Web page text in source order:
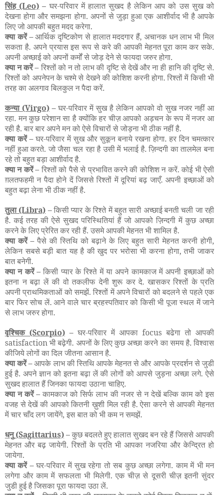
सिंह(Leo) – घर-परिवार में हालात सुखद है लेकिन आप को उस सुख को
देखना होगा और समझना होगा. अपनों से जुड़ा हुआ एक आशीर्वाद भी है आपके
लिए जो आपकी बहुत मदद करेगा.
क्या करें –आर्थिक दृष्टिकोण से हालात मददगार हैं, अचानक धन लाभ भी मिल
सकता है. अपने प्रयास इस रूप से करे की आपकी मेहनत पूरा काम कर सके.
अपनी अच्छाई को अपनों कर्मों से जोड़ देने से फायदा जरुर होगा.
क्या न करें – रिश्तों को न तो लाभ की दृष्टि से देखें और ना ही हानि की दृष्टि से.
रिश्तों को अपनेपन के चश्मे से देखने की कोशिश करनी होगा. रिश्तों में किसी भी
तरह का अलगाव बिलकुल न पैदा करें.
कन्या(Virgo) – घर-परिवार में सुख है लेकिन आपको वो सुख नजर नहीं आ
रहा. मन कुछ परेशान सा है क्योंकि हर चीज़ आपको अड़चन के रूप में नजर आ
रही है. बार बार अपने मन को ऐसे विचारों से जोड़ना भी ठीक नहीं है.
क्या करें – घर-परिवार में सुख और सुकून बनाये रखना होगा. हर दिन चमत्कार
नहीं हुआ करते. जो जैसा चल रहा है उसी में भलाई है. ज़िन्दगी का तालमेल बना
रहे तो बहुत बड़ा आशीर्वाद है.
क्या न करें – रिश्तों को पैसे से प्रभावित करने की कोशिश न करें. कोई भी ऐसी
ग़लतफहमी न पैदा होने दें जिससे रिश्तों में दूरियां बढ़ जाएँ. अपनी इच्छाओं को
बहुत बढ़ा लेना भी ठीक नहीं है.
तुला(Libra) –किसी प्यार के रिश्ते में बहुत सारी अच्छाई बनती चली जा रही
है. कई तरह की ऐसे सुखद परिस्थितियां हैं जो आपको ज़िन्दगी में कुछ अच्छा
करने के लिए प्रेरित कर रही हैं. उसमे आपकी मेहनत भी शामिल है.
क्या करें – पैसे की स्तिथि को बढ़ाने के लिए बहुत सारी मेहनत करनी होगी,
लेकिन सबसे बड़ी बात यह है की खुद पर भरोसा भी करना होगा, तभी जाकर
बात बनेगी.
क्या न करें –किसी प्यार के रिश्ते में या अपने कामकाज में अपनी इच्छाओं को
इतना न बढ़ा लें की वो तकलीफ देनी शुरू कर दे. खासकर रिश्तों के प्रति
अपनी प्राथमिकताओं को समझें. रिश्तों में अपने विचारों को बदलने से पहले एक
बार फिर सोच लें. आने वाले चार ब्रहस्पतिवार को किसी भी पूजा स्थल में जाने
से लाभ जरुर होगा.
वृश्चिक(Scorpio) – घर-परिवार में आपका focus बढेगा तो आपकी
satisfaction भी बढ़ेगी. अपनों के लिए कुछ अच्छा करने का समय है. विश्वास
कीजिये लोगों का दिल जीतना आसान है.
क्या करें –आपके लाभ की स्तिथि आपके मेहनत से और आपके प्रदर्शन से जुडी
हुई है. अपने ज्ञान को इतना बढ़ा लें की लोगों को आपसे जुड़ना अच्छा लगे. ऐसे
सुखद हालात हैं जिनका फायदा उठाना चाहिए.
क्या न करें –कामकाज को सिर्फ लाभ की नजर से न देखें बल्कि काम को इस
वजह से देखें की आपको कितनी ख़ुशी मिल रही है. ऐसा करने से आपकी मेहनत
में चार चाँद लग जायेंगे, इस बात को भी कम न समझें.
धनु(Sagittarius)–कुछ बदलते हुए हालात सुखद बन रहे हैं जिससे आपकी
मेहनत और बढ़ जायेगी. रिश्तों के प्रति भी आपका नजरिया और केन्द्रित हो
जायेगा.
क्या करें –घर-परिवार में सुख रहेगा तो सब कुछ अच्छा लगेगा. काम में भी मन
लगेगा और काम में सफलता भी मिलेगी. एक चीज़ से दूसरी चीज़ इतनी सुंदर
जुडी हुई है जिसका पूरा फायदा उठा लें.